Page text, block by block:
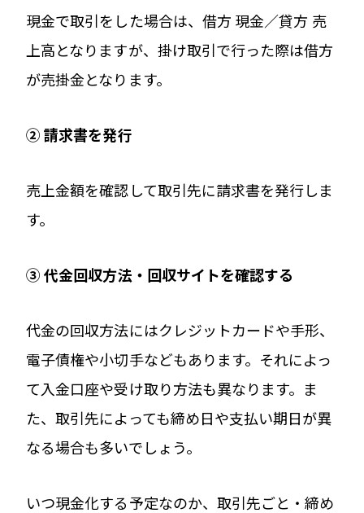
現金で取引をした場合は、借方 現金／貸方 売
上高となりますが、掛け取引で行った際は借方
が売掛金となります。
②請求書を発行
売上金額を確認して取引先に請求書を発行しま
す。
③代金回収方法・回収サイトを確認する
代金の回収方法にはクレジットカードや手形、
電子債権や小切手などもあります。それによっ
て入金口座や受け取り方法も異なります。ま
た、取引先によっても締め日や支払い期日が異
なる場合も多いでしょう。
いつ現金化する予定なのか、取引先ごと・締め